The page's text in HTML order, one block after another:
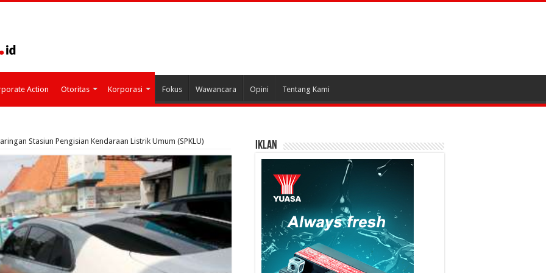
Action Otoritas Korporasi Fokus Wawancara Opini Tentang Kami
Stasiun Pengisian Kendaraan Listrik Umum (SPKLU) IKLAN